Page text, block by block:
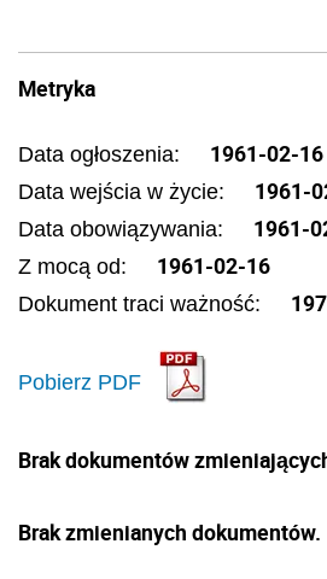
Metryka
Data ogłoszenia: 1961-02-16
Data wejścia w życie: 1961-
Data obowiązywania: 1961-
Z mocą od: 1961-02-16
Dokument traci ważność:
Pobierz PDF
Brak dokumentów
Brak zmienianych dokumentów.